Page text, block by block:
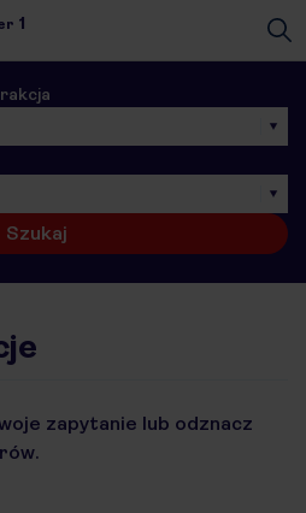
1
Szukaj
zapytanie lub odznacz